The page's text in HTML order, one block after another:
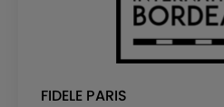
FIDELE PARIS